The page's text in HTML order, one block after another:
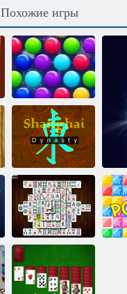
Похожие игры
Рождественский
выпуск:
Забавные
пузыри
Шанхайская
династия
Маджонг
Делюкс